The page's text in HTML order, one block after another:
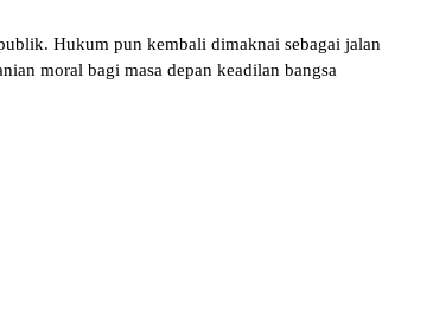
Hukum pun kembali dimaknai sebagai jalan
moral bagi masa depan keadilan bangsa